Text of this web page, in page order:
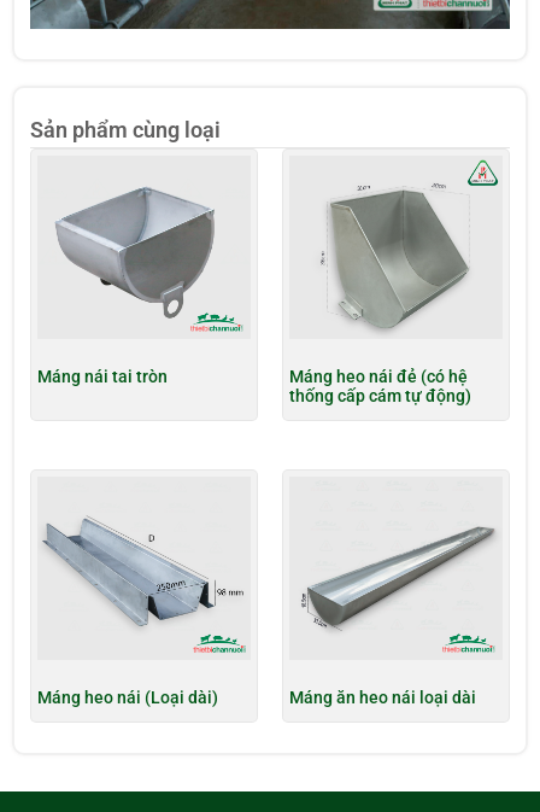
Sản phẩm cùng loại
Máng nái tai tròn
Máng heo nái đẻ (có hệ
thống cấp cám tự động)
Máng heo nái (Loại dài) Máng ăn heo nái loại dài